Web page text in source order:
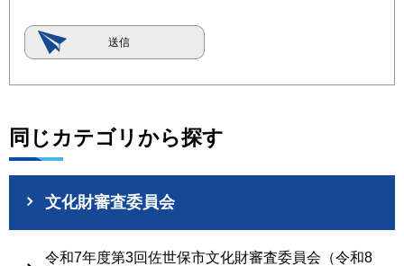
同じカテゴリから探す
文化財審査委員会
令和7年度第3回佐世保市文化財審査委員会（令和8